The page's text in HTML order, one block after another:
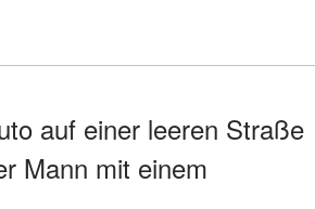
auf einer leeren Straße
Mann mit einem